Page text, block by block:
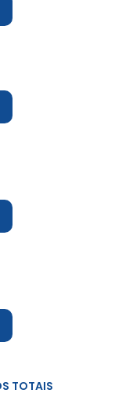
TOTAIS